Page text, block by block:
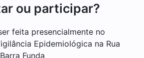
ou participar?
feita presencialmente no
Epidemiológica na Rua
Funda